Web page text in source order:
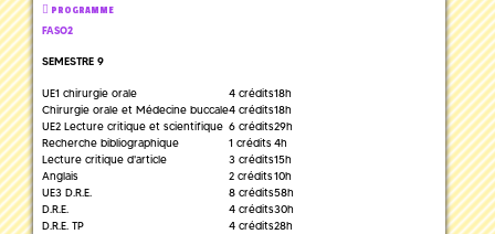
PROGRAMME
FASO2
SEMESTRE 9
UE1 chirurgie orale 4 crédits18h
Chirurgie orale et Médecine buccale4 crédits18h
UE2 Lecture critique et scientifique 6 crédits29h
Recherche bibliographique
1 crédits4h
Lecture critique d'article
3 crédits15h
Anglais
2 crédits10h
UE3 D.R.E.
8 crédits58h
D.R.E.
4 crédits30h
D.R.E. TP
4 crédits28h